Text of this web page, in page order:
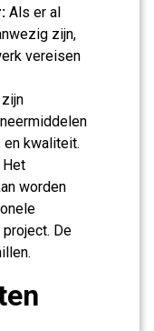
Als er al
zijn,
vereisen
zijn
en kwaliteit.
Het
worden
De